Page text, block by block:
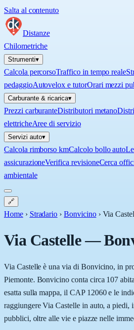
Salta al contenuto
Distanze
Chilometriche
Strumenti▾
Calcola percorsoTraffico in tempo reale
pedaggioAutovelox e tutorOrari mezzi
Carburante & ricarica▾
Prezzi carburanteDistributori metano
elettricheAree di servizio
Servizi auto▾
Calcola rimborso kmCalcolo bollo auto
assicurazioneVerifica revisioneCerca
ambientale
🔗
Home › Stradario › Bonvicino › Via
Via Castelle—
Via Castelle è una via di Bonvicino, in
Piemonte. Bonvicino conta circa 107
esatta sulla mappa, il CAP 12060 e le
raggiungere Via Castelle in auto, a piedi,
pubblici, oltre alle vie e piazze nelle